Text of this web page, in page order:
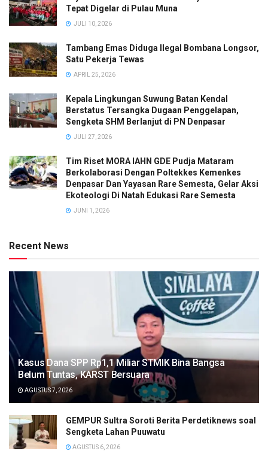
Tepat Digelar di Pulau Muna
JULI 10, 2026
Tambang Emas Diduga Ilegal Bombana Longsor,
Satu Pekerja Tewas
APRIL 25, 2026
Kepala Lingkungan Suwung Batan Kendal
Berstatus Tersangka Dugaan Penggelapan,
Sengketa SHM Berlanjut di PN Denpasar
JULI 27, 2026
Tim Riset MORA IAHN GDE Pudja Mataram
Berkolaborasi Dengan Poltekkes Kemenkes
Denpasar Dan Yayasan Rare Semesta, Gelar Aksi
Ekoteologi Di Natah Edukasi Rare Semesta
JUNI 1, 2026
Recent News
Kasus Dana SPP Rp1,1 Miliar STMIK Bina Bangsa
Belum Tuntas, KARST Bersuara
AGUSTUS 7, 2026
GEMPUR Sultra Soroti Berita Perdetiknews soal
Sengketa Lahan Puuwatu
AGUSTUS 6, 2026